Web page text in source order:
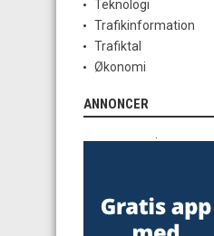
Teknologi
Trafikinformation
Trafiktal
Økonomi
ANNONCER